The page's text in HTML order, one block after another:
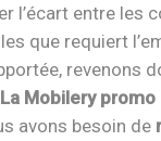
l’écart entre les
que requiert
revenons
Mobilery
avons besoin de